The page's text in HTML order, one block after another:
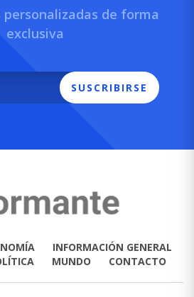
personalizadas de forma
exclusiva
SUSCRIBIRSE
INFORMACIÓN GENERAL
MUNDO CONTACTO